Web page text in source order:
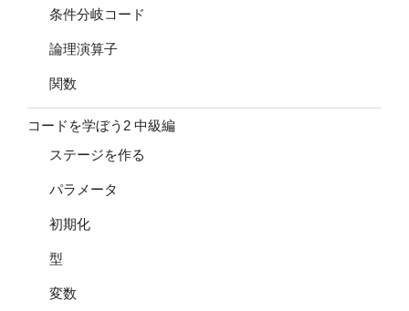
条件分岐コード
論理演算子
関数
コードを学ぼう2 中級編
ステージを作る
パラメータ
初期化
型
変数